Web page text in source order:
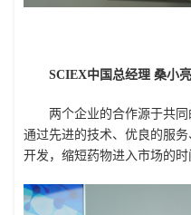
SCIEX中国总经理 桑小亮
两个企业的合作源于共
通过先进的技术、优良的服
开发，缩短药物进入市场的时